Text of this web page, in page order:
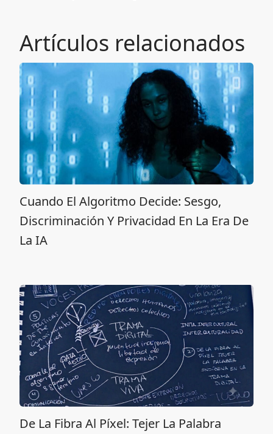
Artículos relacionados
Cuando El Algoritmo Decide: Sesgo,
Discriminación Y Privacidad En La Era De
La IA
De La Fibra Al Píxel: Tejer La Palabra